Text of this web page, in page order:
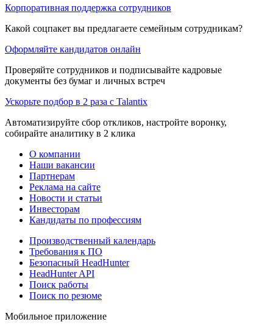
Корпоративная поддержка сотрудников
Какой соцпакет вы предлагаете семейным сотрудникам?
Оформляйте кандидатов онлайн
Проверяйте сотрудников и подписывайте кадровые
документы без бумаг и личных встреч
Ускорьте подбор в 2 раза с Talantix
Автоматизируйте сбор откликов, настройте воронку,
собирайте аналитику в 2 клика
О компании
Наши вакансии
Партнерам
Реклама на сайте
Новости и статьи
Инвесторам
Кандидаты по профессиям
Производственный календарь
Требования к ПО
Безопасный HeadHunter
HeadHunter API
Поиск работы
Поиск по резюме
Мобильное приложение